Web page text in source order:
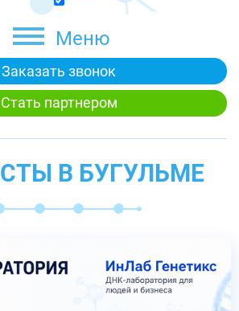
Меню
Заказать звонок
Стать партнером
В БУГУЛЬМЕ